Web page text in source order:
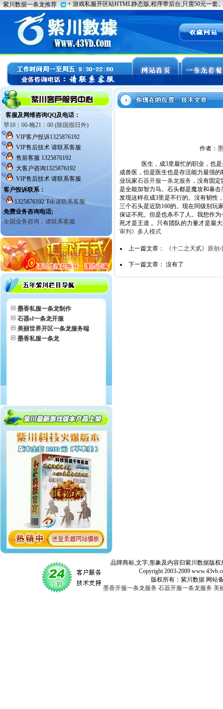
墨香私服一条龙制作
石器sf一条龙开服
美丽世界开区一条龙服务端
墨香私服一条龙
作者：
医生，成3里最忙的职业，也是
成兽医，但是医生也是存活能力最强
业玩家石器开服一条龙服务 ，没有固
是全能加智力马。石头都是魔攻和暴击
发现这样在成3里是不行的。没有韧性
三个石头是近防160的。现在同级别玩
保证不死。但是也杀不了人。我想作
死才是王道 。只有团队的力量才是最
审判》多人模式
上一篇文章： 《十二之天贰》原
下一篇文章： 没有了
品牌商标,文字,形象及内容归紫川数据版权
Copyright 2003-2009 www.43vb.com
版权所有：紫川数据 网站备案登
墨香开服一条龙服务 石器开服一条龙服务 美